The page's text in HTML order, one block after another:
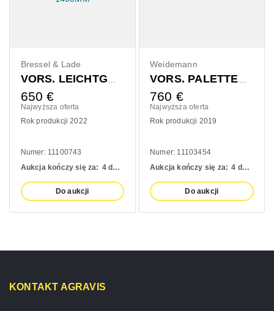
Bressel & Lade
VORS. LEICHTGUTSCHAUFEL 1400MM
650 €
Najwyższa oferta
Rok produkcji 2022
Numer: 11100743
Aukcja kończy się za: 4 days
Do aukcji
Weidemann
VORS. PALETTENGABEL 1200MM
760 €
Najwyższa oferta
Rok produkcji 2019
Numer: 11103454
Aukcja kończy się za: 4 days
Do aukcji
KONTAKT AGRAVIS